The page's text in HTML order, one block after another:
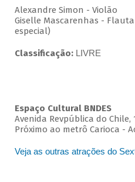
Alexandre Simon - Violão
Giselle Mascarenhas -
especial)
Classificação: LIVRE
Espaço Cultural BNDES
Avenida Revpública do Chile,
Próximo ao metrô Carioca -
Veja as outras atrações do